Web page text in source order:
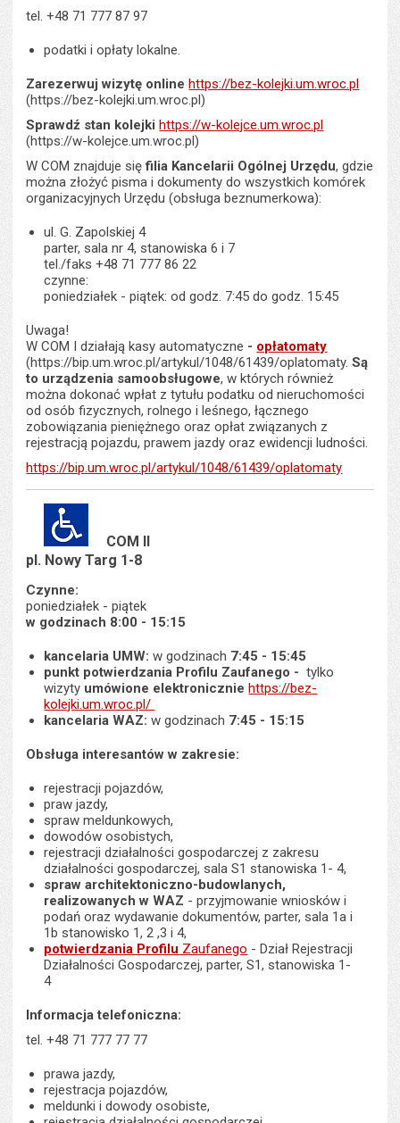
tel. +48 71 777 87 97
podatki i opłaty lokalne.
Zarezerwuj wizytę online https://bez-kolejki.um.wroc.pl
(https://bez-kolejki.um.wroc.pl)
Sprawdź stan kolejki https://w-kolejce.um.wroc.pl
(https://w-kolejce.um.wroc.pl)
W COM znajduje sięfilia Kancelarii Ogólnej Urzędu, gdzie
można złożyć pisma i dokumenty do wszystkich komórek
organizacyjnych Urzędu (obsługa beznumerkowa):
ul. G. Zapolskiej 4
parter, sala nr 4, stanowiska 6 i 7
tel./faks +48 71 777 86 22
czynne:
poniedziałek - piątek: od godz. 7:45 do godz. 15:45
Uwaga!
W COM I działają kasy automatyczne - opłatomaty
(https://bip.um.wroc.pl/artykul/1048/61439/oplatomaty. Są
to urządzenia samoobsługowe, w których również
można dokonać wpłat z tytułu podatku od nieruchomości
od osób fizycznych, rolnego i leśnego, łącznego
zobowiązania pieniężnego oraz opłat związanych z
rejestracją pojazdu, prawem jazdy oraz ewidencji ludności.
https://bip.um.wroc.pl/artykul/1048/61439/oplatomaty
COM II
pl. Nowy Targ 1-8
Czynne:
poniedziałek - piątek
w godzinach 8:00 - 15:15
kancelaria UMW:w godzinach 7:45 - 15:45
punkt potwierdzania Profilu Zaufanego -tylko
wizyty umówione elektroniczniehttps://bez-
kolejki.um.wroc.pl/
kancelaria WAZ: w godzinach 7:45 - 15:15
Obsługa interesantów w zakresie:
rejestracji pojazdów,
praw jazdy,
spraw meldunkowych,
dowodów osobistych,
rejestracji działalności gospodarczej z zakresu
działalności gospodarczej, sala S1 stanowiska 1- 4,
spraw architektoniczno-budowlanych,
realizowanych w WAZ - przyjmowanie wniosków i
podań oraz wydawanie dokumentów, parter, sala 1a i
1b stanowisko 1, 2 ,3 i 4,
potwierdzania Profilu Zaufanego - Dział Rejestracji
Działalności Gospodarczej, parter, S1, stanowiska 1-
4
Informacja telefoniczna:
tel. +48 71 777 77 77
prawa jazdy,
rejestracja pojazdów,
meldunki i dowody osobiste,